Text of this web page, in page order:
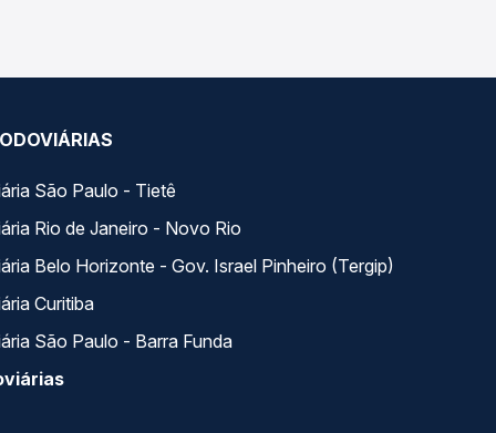
São Paulo - Tietê
Rio de Janeiro - Novo Rio
Belo Horizonte - Gov. Israel Pinheiro (Tergip)
Curitiba
São Paulo - Barra Funda